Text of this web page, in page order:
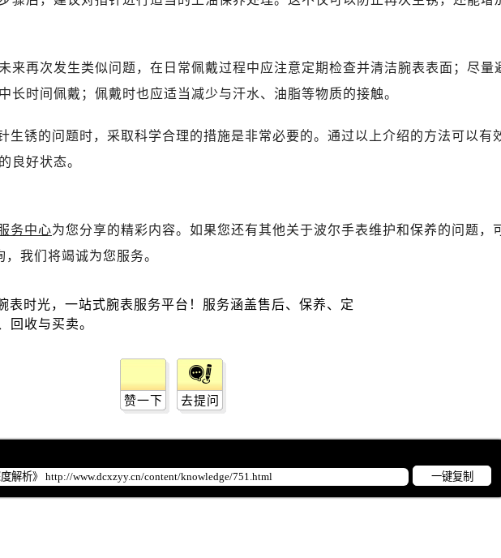
来再次发生类似问题，在日常佩戴过程中应注意定期检查并清洁腕表表面；尽量
长时间佩戴；佩戴时也应适当减少与汗水、油脂等物质的接触。
生锈的问题时，采取科学合理的措施是非常必要的。通过以上介绍的方法可以有
良好状态。
务中心为您分享的精彩内容。如果您还有其他关于波尔手表维护和保养的问题，
我们将竭诚为您服务。
赞一下 去提问
一键复制